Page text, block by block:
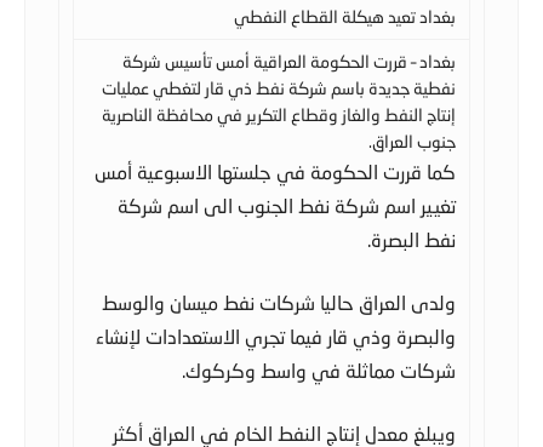
بغداد تعيد هيكلة القطاع النفطي
بغداد – قررت الحكومة العراقية أمس تأسيس شركة
نفطية جديدة باسم شركة نفط ذي قار لتغطي عمليات
إنتاج النفط والغاز وقطاع التكرير في محافظة الناصرية
جنوب العراق.
كما قررت الحكومة في جلستها الاسبوعية أمس
تغيير اسم شركة نفط الجنوب الى اسم شركة
نفط البصرة.
ولدى العراق حاليا شركات نفط ميسان والوسط
والبصرة وذي قار فيما تجري الاستعدادات لإنشاء
شركات مماثلة في واسط وكركوك.
ويبلغ معدل إنتاج النفط الخام في العراق أكثر